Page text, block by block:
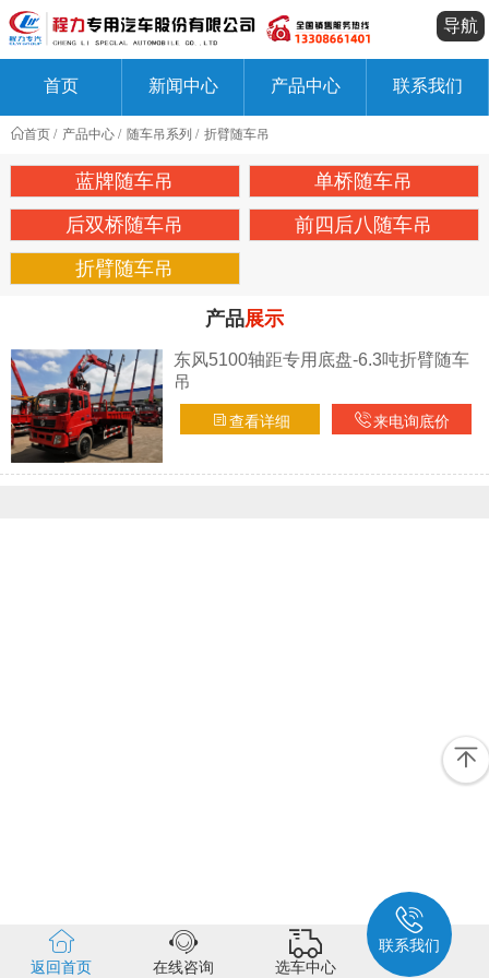
导航
首页 新闻中心 产品中心 联系我们
首页 产品中心 随车吊系列 折臂随车吊
蓝牌随车吊
单桥随车吊
后双桥随车吊
前四后八随车吊
折臂随车吊
产品展示
东风5100轴距专用底盘-6.3吨折臂随车
吊
查看详细 来电询底价
返回首页 在线咨询 选车中心
联系我们